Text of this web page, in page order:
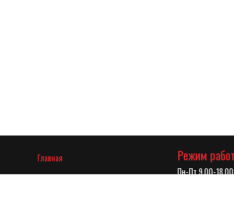
Главная
О компании
Режим
Пн-Пт 9.00-18.00